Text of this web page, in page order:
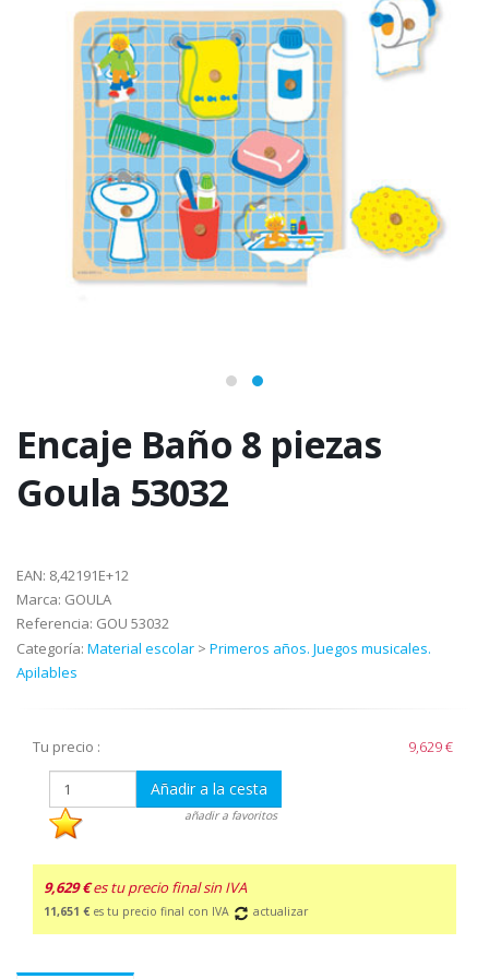
Encaje Baño 8 piezas
Goula 53032
EAN: 8,42191E+12
Marca: GOULA
Referencia: GOU 53032
Categoría: Material escolar > Primeros años. Juegos musicales.
Apilables
Tu precio : 9,629 €
Añadir a la cesta
añadir a favoritos
9,629 € es tu precio final sin IVA
11,651 € es tu precio final con IVA actualizar